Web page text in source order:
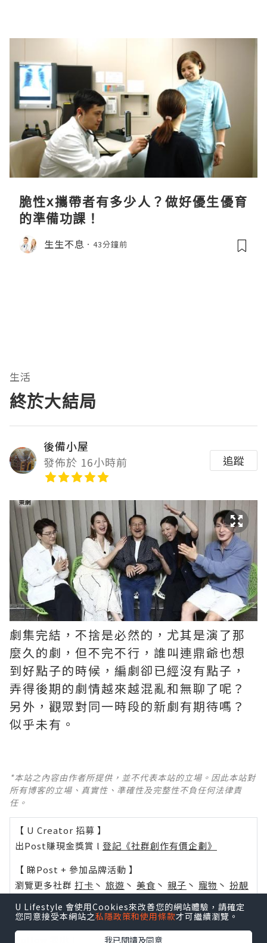
脆性x攜帶者有多少人？做好優生優育
的準備功課！
生生不息 43分鐘前
生活
終於大結局
後備小屋
發佈於 16小時前
追蹤
劇集完結，不捨是必然的，尤其是演了那
麼久的劇，但不完不行，誰叫連鼎爺也想
到好點子的時候，編劇卻已經沒有點子，
弄得後期的劇情越來越混亂和無聊了呢？ ​​​
另外，觀眾對同一時段的新劇有期待嗎？
似乎未有。
*本站之內容由作者所提供，並不代表本站的立場。因此本站對
所有博客的立場、真實性、準確性及完整性不負任何法律責
任。
【 U Creator 招募 】
出Post賺現金獎賞 l 登記《社群創作有價企劃》
【 睇Post + 參加品牌活動 】
瀏覽更多社群 打卡 丶 旅遊 丶 美食 丶 親子 丶 寵物 丶 扮靚
活動情報
U Blog開咗WhatsApp啦！發掘更多吃喝玩樂資訊！
U Lifestyle 會使用Cookies來改善您的網站體驗，請確定
您同意接受本網站之私隱政策和使用條款才可繼續瀏覽。
我已閱讀及同意